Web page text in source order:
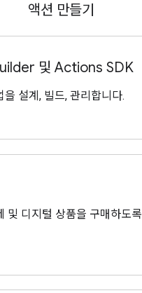
액션 만들기
및 Actions SDK
을 설계, 빌드, 관리합니다.
및 디지털 상품을 구매하도